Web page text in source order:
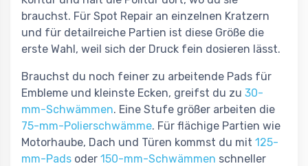
brauchst. Für Spot Repair an einzelnen Kratzern
und für detailreiche Partien ist diese Größe die
erste Wahl, weil sich der Druck fein dosieren lässt.
Brauchst du noch feiner zu arbeitende Pads für
Embleme und kleinste Ecken, greifst du zu 30-
mm-Schwämmen. Eine Stufe größer arbeiten die
75-mm-Polierschwämme. Für flächige Partien wie
Motorhaube, Dach und Türen kommst du mit 125-
mm-Pads oder 150-mm-Schwämmen schneller